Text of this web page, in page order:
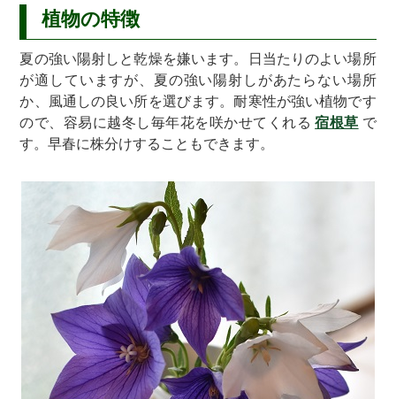
植物の特徴
夏の強い陽射しと乾燥を嫌います。日当たりのよい場所
が適していますが、夏の強い陽射しがあたらない場所
か、風通しの良い所を選びます。耐寒性が強い植物です
ので、容易に越冬し毎年花を咲かせてくれる 宿根草 で
す。早春に株分けすることもできます。